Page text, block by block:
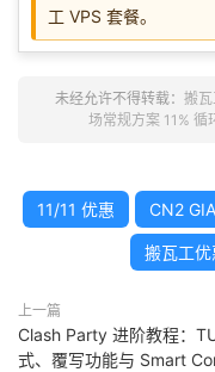
工 VPS 套餐。
未经允许不得转载： 搬
场常规方案 11% 循
11/11 优惠 CN2
搬瓦工
上一篇
Clash Party 进阶教程：
式、覆写功能与 Smart